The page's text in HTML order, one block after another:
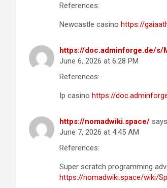
References:
Newcastle casino https://
https://doc.adminforge.de/s/
June 6, 2026 at 6:28 PM
References:
Ip casino https://
https://nomadwiki.space/
June 7, 2026 at 4:45 AM
References:
Super scratch programming
https://nomadwiki.space/wiki/